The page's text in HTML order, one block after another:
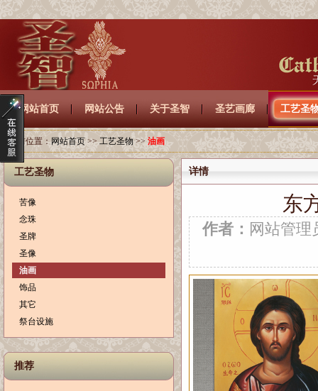
网站首页 网站公告 关于圣智 圣艺画廊 工艺圣
当前位置：网站首页>>工艺圣物>> 油画
工艺圣物
苦像
念珠
圣牌
圣像
油画
饰品
其它
祭台设施
推荐
详情
东
作者： 网站管